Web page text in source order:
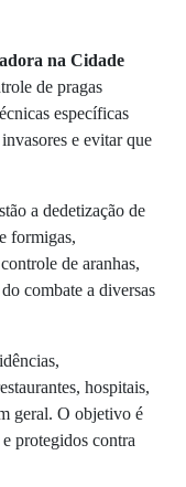
na Cidade
de pragas
específicas
e evitar que
a dedetização de
formigas,
de aranhas,
combate a diversas
hospitais,
geral. O objetivo é
protegidos contra